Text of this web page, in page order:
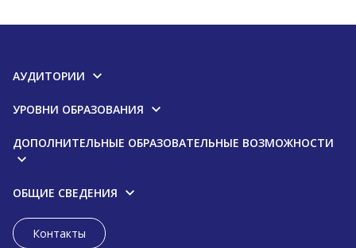
АУДИТОРИИ
УРОВНИ ОБРАЗОВАНИЯ
ДОПОЛНИТЕЛЬНЫЕ ОБРАЗОВАТЕЛЬНЫЕ ВОЗМОЖНОСТИ
ОБЩИЕ СВЕДЕНИЯ
Контакты